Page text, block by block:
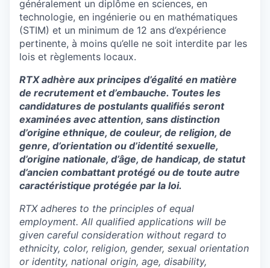
généralement un diplôme en sciences, en
technologie, en ingénierie ou en mathématiques
(STIM) et un minimum de 12 ans d’expérience
pertinente, à moins qu’elle ne soit interdite par les
lois et règlements locaux.
RTX adhère aux principes d’égalité en matière
de recrutement et d’embauche. Toutes les
candidatures de postulants qualifiés seront
examinées avec attention, sans distinction
d’origine ethnique, de couleur, de religion, de
genre, d’orientation ou d’identité sexuelle,
d’origine nationale, d’âge, de handicap, de statut
d’ancien combattant protégé ou de toute autre
caractéristique protégée par la loi.
RTX adheres to the principles of equal
employment. All qualified applications will be
given careful consideration without regard to
ethnicity, color, religion, gender, sexual orientation
or identity, national origin, age, disability,